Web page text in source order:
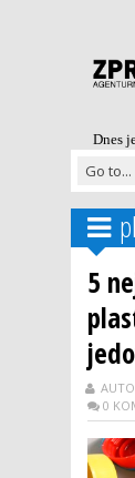
Dnes
5
0